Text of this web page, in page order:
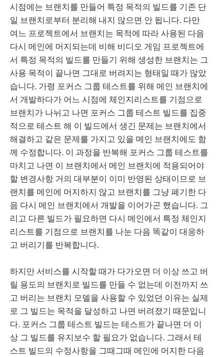
시점에는 브랜치를 만들어 특정 목적의 빌드를 기존 단
일 브랜치로부터 분리해 내지 않으면 안 됩니다. 다만
여느 프로젝트에서 브랜치는 목적에 따라 사용된 다음
다시 메인에 머지되는데 비해 비디오 게임 프로젝트에
서 특정 목적의 빌드를 만들기 위해 생성한 브랜치는 그
사용 목적이 끝나면 그대로 버려지는 형태일 때가 많았
습니다. 가령 포커스 그룹 테스트를 위해 메인 브랜치에
서 개발하다가 어느 시점에 체인지리스트를 기점으로
브랜치가 나뉘고 나면 포커스 그룹 테스트 빌드를 집중
적으로 테스트 해 이 빌드에서 생긴 문제는 브랜치에서
해결하고 같은 문제를 가지고 있을 메인 브랜치에도 함
께 수정합니다. 이 과정을 반복해 포커스 그룹 테스트를
마치고 나면 이 브랜치에서 메인 브랜치에 적용되어야
할 변경사항 거의 대부분이 이미 반영된 상태이므로 브
랜치를 메인에 머지하지 않고 브랜치를 그냥 폐기한 다
음 다시 메인 브랜치에서 개발을 이어가곤 했습니다. 그
리고 다른 빌드가 필요하면 다시 메인에서 특정 체인지
리스트를 기점으로 브랜치를 나눈 다음 똑같이 대응하
고 버리기를 반복합니다.
하지만 서비스를 시작할 때가 다가오면 더 이상 쓰고 버
릴 용도의 브랜치로 빌드를 만들 수 없는데 이전까지 쓰
고 버리는 브랜치 모델을 사용할 수 있었던 이유는 실제
로 그 빌드는 목적을 달성하고 나면 버려졌기 때문입니
다. 포커스 그룹 테스트 빌드는 테스트가 끝나면 더 이
상 그 빌드를 유지보수 할 필요가 없습니다. 그래서 테
스트 빌드의 수정사항을 그때그때 메인에 머지한 다음